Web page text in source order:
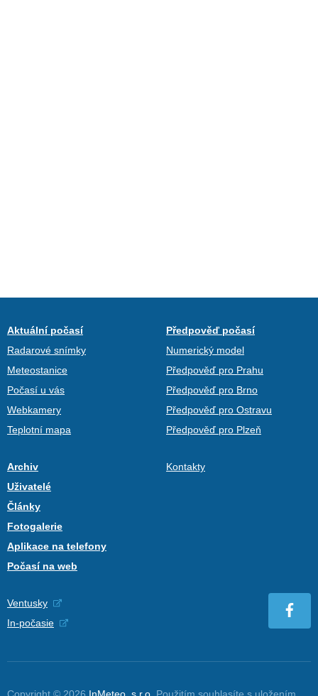
Aktuální počasí
Radarové snímky
Meteostanice
Počasí u vás
Webkamery
Teplotní mapa
Předpověď počasí
Numerický model
Předpověď pro Prahu
Předpověď pro Brno
Předpověď pro Ostravu
Předpověď pro Plzeň
Archiv
Uživatelé
Články
Fotogalerie
Aplikace na telefony
Počasí na web
Kontakty
Ventusky
In-počasie
Copyright © 2026 InMeteo, s.r.o. Použitím souhlasíte s uložením